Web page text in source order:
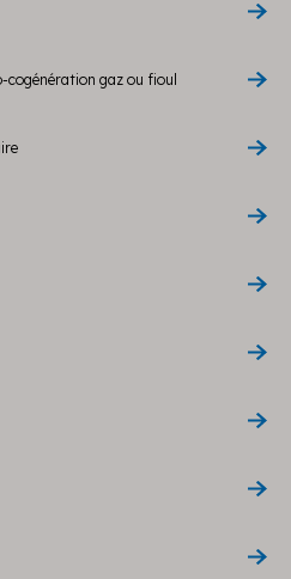
cogénération gaz ou fioul